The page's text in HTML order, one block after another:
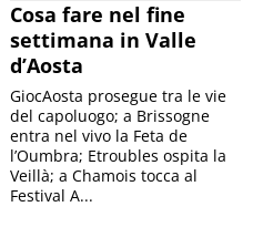
Cosa fare nel fine
settimana in Valle
d’Aosta
GiocAosta prosegue tra le vie
del capoluogo; a Brissogne
entra nel vivo la Feta de
l’Oumbra; Etroubles ospita la
Veillà; a Chamois tocca al
Festival A...